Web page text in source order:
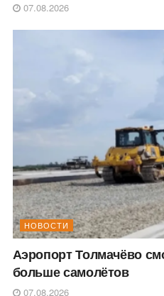
07.08.2026
НОВОСТИ
Аэропорт Толмачёво
больше самолётов
07.08.2026